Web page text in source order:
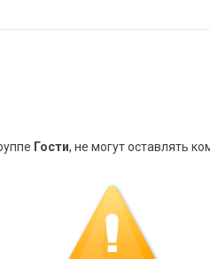
Гости, не могут оставлять